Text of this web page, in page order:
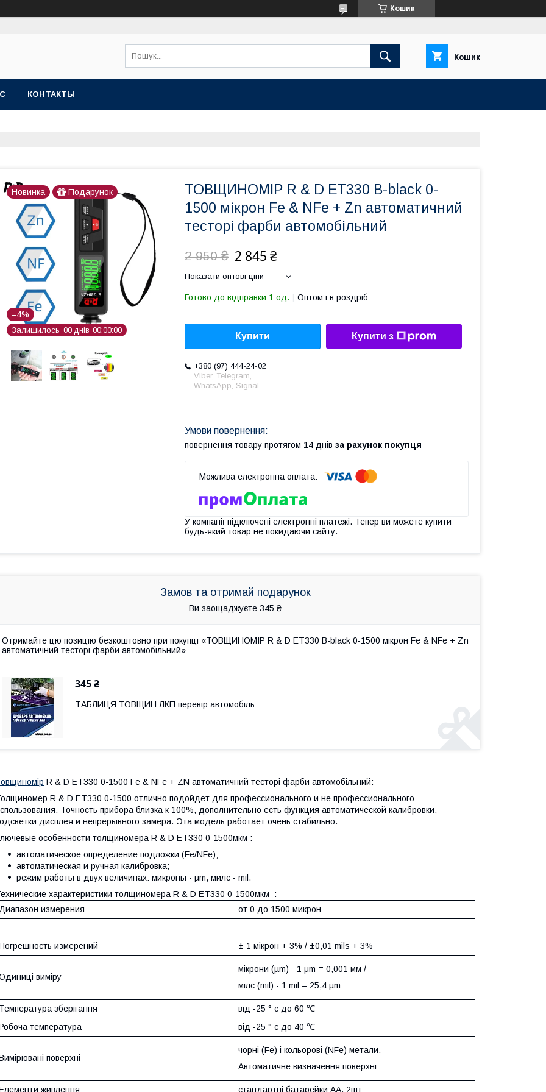
Кошик
Кошик
КОНТАКТЫ
Новинка Подарунок
–4%
Залишилось 00 днів 00 00 00
ТОВЩИНОМІР R & D ET330 B-black 0-
1500 мікрон Fe & NFe + Zn автоматичний
тесторі фарби автомобільний
2 950 ₴ 2 845 ₴
Показати оптові ціни
Готово до відправки 1 од. Оптом і в роздріб
Купити Купити з
+380 (97) 444-24-02
Viber, Telegram,
WhatsApp, Signal
повернення товару протягом 14 днів за рахунок покупця
У компанії підключені електронні платежі. Тепер ви можете купити
будь-який товар не покидаючи сайту.
Замов та отримай подарунок
Ви заощаджуєте 345 ₴
Отримайте цю позицію безкоштовно при покупці «ТОВЩИНОМІР R & D ET330 B-black 0-1500 мікрон Fe & NFe + Zn
автоматичний тесторі фарби автомобільний»
345 ₴
ТАБЛИЦЯ ТОВЩИН ЛКП перевір автомобіль
R & D ET330 0-1500 Fe & NFe + ZN автоматичний тесторі фарби автомобільний:
R & D ET330 0-1500 отлично подойдет для профессионального и не профессионального
Точность прибора близка к 100%, дополнительно есть функция автоматической калибровки,
дисплея и непрерывного замера. Эта модель работает очень стабильно.
особенности толщиномера R & D ET330 0-1500мкм :
автоматическое определение подложки (Fe/NFe);
автоматическая и ручная калибровка;
режим работы в двух величинах: микроны - µm, милс - mil.
характеристики толщиномера R & D ET330 0-1500мкм :
Диапазон измерения
от 0 до 1500 микрон
измерений ± 1 мікрон + 3% / ±0,01 mils + 3%
виміру
мікрони (µm) - 1 μm = 0,001 мм /
мілс (mil) - 1 mil = 25,4 µm
Температура зберігання
від -25 ° с до 60 ℃
температура
від -25 ° с до 40 ℃
поверхні
чорні (Fe) і кольорові (NFe) метали.
Автоматичне визначення поверхні
живлення стандартні батарейки АА, 2шт